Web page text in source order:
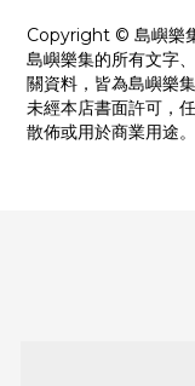
Copyright © 島嶼樂
島嶼樂集的所有文字
關資料，皆為島嶼樂
未經本店書面許可，
散佈或用於商業用途。